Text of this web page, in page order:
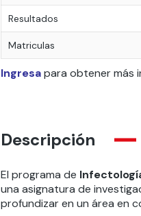
Resultados
Matriculas
Ingresapara obtener más
Descripción
El programa de
una asignatura de
profundizar en un área en